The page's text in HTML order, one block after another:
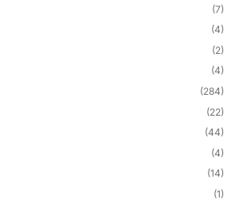
(7)
(4)
(2)
(4)
(284)
(22)
(44)
(4)
(14)
(1)